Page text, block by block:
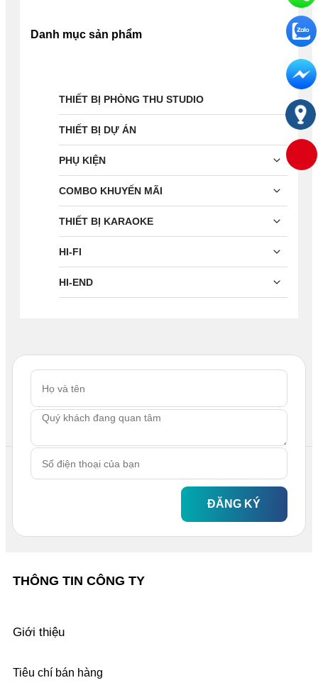
Danh mục sản phẩm
THIẾT BỊ PHÒNG THU STUDIO
THIẾT BỊ DỰ ÁN
PHỤ KIỆN
COMBO KHUYẾN MÃI
THIẾT BỊ KARAOKE
HI-FI
HI-END
ĐĂNG KÝ
THÔNG TIN CÔNG TY
Giới thiệu
Tiêu chí bán hàng